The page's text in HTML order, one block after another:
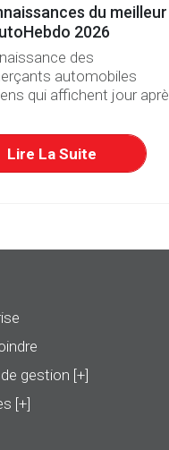
du meilleur
2026
des
automobiles
qui affichent jour
Lire La Suite
gestion [+]
[+]